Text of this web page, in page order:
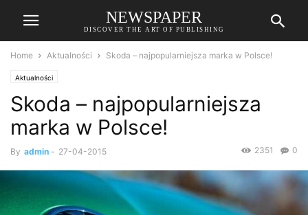
NEWSPAPER
DISCOVER THE ART OF PUBLISHING
Home Aktualności Skoda – najpopularniejsza marka w Polsce!
Aktualności
Skoda – najpopularniejsza
marka w Polsce!
By admin - 27-04-2015 0
2351